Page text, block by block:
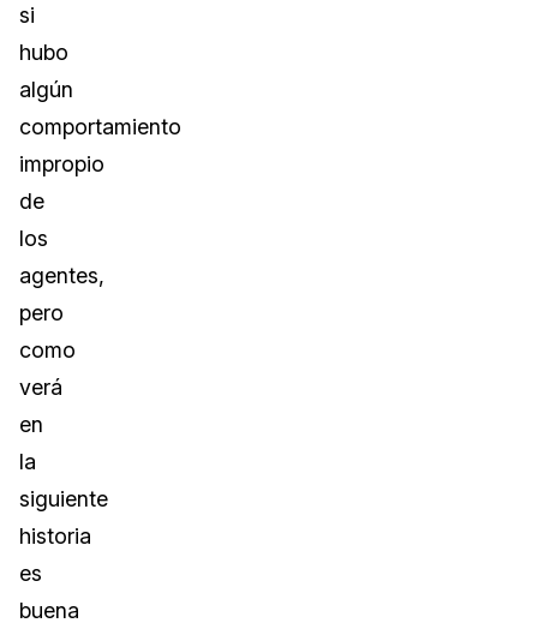
si
hubo
algún
comportamiento
impropio
de
los
agentes,
pero
como
verá
en
la
siguiente
historia
es
buena